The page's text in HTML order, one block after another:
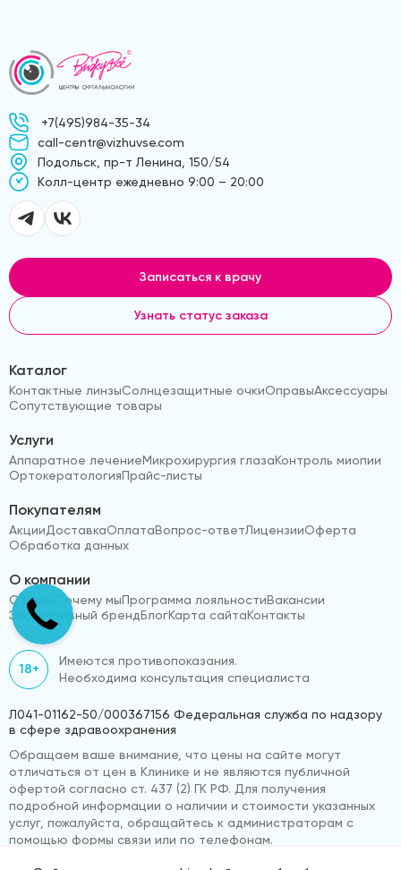
+7(495)984-35-34
call-centr@vizhuvse.com
Подольск, пр-т Ленина, 150/54
Kолл-центр ежедневно 9:00 – 20:00
Записаться к врачу
Узнать статус заказа
Каталог
Контактные линзыСолнцезащитные очкиОправыАксессуары
Сопутствующие товары
Услуги
Аппаратное лечениеМикрохирургия глазаКонтроль миопии
ОртокератологияПрайс-листы
Покупателям
АкцииДоставкаОплатаВопрос-ответЛицензииОферта
Обработка данных
О компании
Отзывы Почему мыПрограмма лояльностиВакансии
Эксклюзивный брендБлогКарта сайтаКонтакты
18+
Имеются противопоказания.
Необходима консультация специалиста
Л041-01162-50/000367156 Федеральная служба по надзору
в сфере здравоохранения
Обращаем ваше внимание, что цены на сайте могут
отличаться от цен в Клинике и не являются публичной
офертой согласно ст. 437 (2) ГК РФ. Для получения
подробной информации о наличии и стоимости указанных
услуг, пожалуйста, обращайтесь к администраторам с
помощью формы связи или по телефонам.